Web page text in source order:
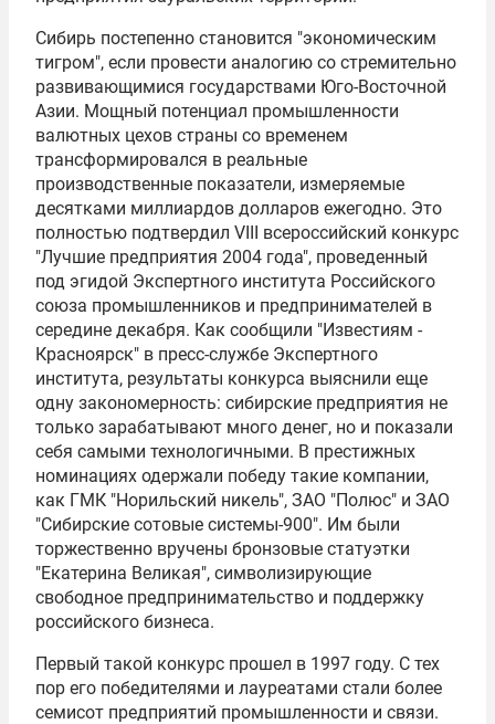
Сибирь постепенно становится "экономическим
тигром", если провести аналогию со стремительно
развивающимися государствами Юго-Восточной
Азии. Мощный потенциал промышленности
валютных цехов страны со временем
трансформировался в реальные
производственные показатели, измеряемые
десятками миллиардов долларов ежегодно. Это
полностью подтвердил VIII всероссийский конкурс
"Лучшие предприятия 2004 года", проведенный
под эгидой Экспертного института Российского
союза промышленников и предпринимателей в
середине декабря. Как сообщили "Известиям -
Красноярск" в пресс-службе Экспертного
института, результаты конкурса выяснили еще
одну закономерность: сибирские предприятия не
только зарабатывают много денег, но и показали
себя самыми технологичными. В престижных
номинациях одержали победу такие компании,
как ГМК "Норильский никель", ЗАО "Полюс" и ЗАО
"Сибирские сотовые системы-900". Им были
торжественно вручены бронзовые статуэтки
"Екатерина Великая", символизирующие
свободное предпринимательство и поддержку
российского бизнеса.
Первый такой конкурс прошел в 1997 году. С тех
пор его победителями и лауреатами стали более
семисот предприятий промышленности и связи.